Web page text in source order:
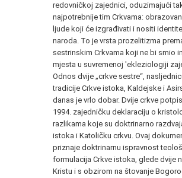
redovničkoj zajednici, oduzimajući
najpotrebnije tim Crkvama:
ljude koji će izgrađivati i nositi
naroda. To je vrsta prozelitizma
sestrinskim Crkvama koji ne bi smio
mjesta u suvremenoj 'ekleziologiji
Odnos dvije „crkve sestre“,
tradicije Crkve istoka, Kaldejske i
danas je vrlo dobar. Dvije crkve
1994. zajedničku deklaraciju o
razlikama koje su doktrinarno
istoka i Katoličku crkvu. Ovaj
priznaje doktrinarnu ispravnost
formulacija Crkve istoka, glede dvije
Kristu i s obzirom na štovanje